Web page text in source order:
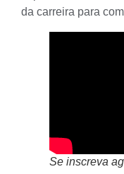
da carreira para
Se inscreva